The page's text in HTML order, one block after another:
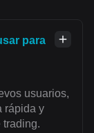
para
usuarios,
rápida y
trading.